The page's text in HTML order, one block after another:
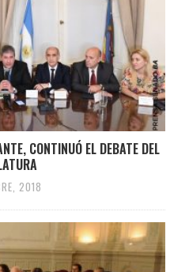
CONTINUÓ EL DEBATE DEL
2018